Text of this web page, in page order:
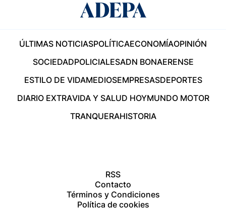
ÚLTIMAS NOTICIASPOLÍTICAECONOMÍAOPINIÓN
SOCIEDADPOLICIALESADN BONAERENSE
ESTILO DE VIDAMEDIOSEMPRESASDEPORTES
DIARIO EXTRAVIDA Y SALUD HOYMUNDO MOTOR
TRANQUERAHISTORIA
RSS
Contacto
Términos y Condiciones
Política de cookies